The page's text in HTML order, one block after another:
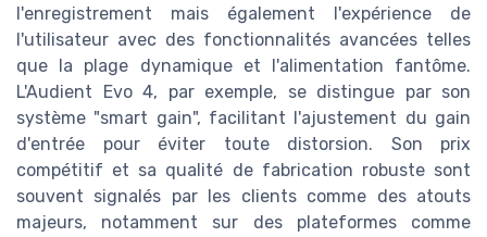
l'enregistrement mais également l'expérience de
l'utilisateur avec des fonctionnalités avancées telles
que la plage dynamique et l'alimentation fantôme.
L'Audient Evo 4, par exemple, se distingue par son
système "smart gain", facilitant l'ajustement du gain
d'entrée pour éviter toute distorsion. Son prix
compétitif et sa qualité de fabrication robuste sont
souvent signalés par les clients comme des atouts
majeurs, notamment sur des plateformes comme